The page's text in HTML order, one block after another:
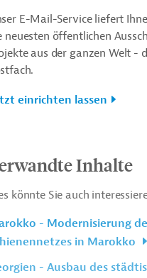
E-Mail-Service liefert
neuesten öffentlichen
aus der ganzen Welt -
einrichten lassen
Inhalte
könnte Sie auch
- Modernisierung
in Marokko
- Ausbau des